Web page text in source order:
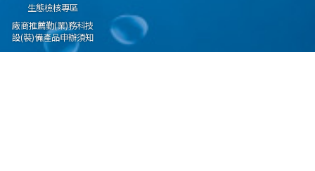
生態檢核專區
廠商推薦勤(業)務科技
設(裝)備產品申辦須知